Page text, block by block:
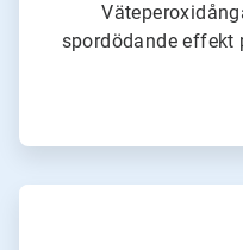
spordödande effekt